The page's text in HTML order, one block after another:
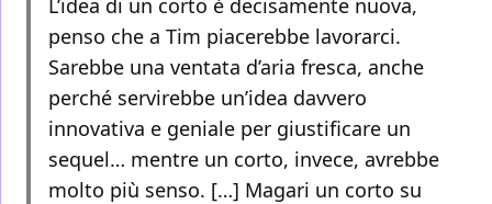
L’idea di un corto è decisamente nuova,
penso che a Tim piacerebbe lavorarci.
Sarebbe una ventata d’aria fresca, anche
perché servirebbe un’idea davvero
innovativa e geniale per giustificare un
sequel… mentre un corto, invece, avrebbe
molto più senso. […] Magari un corto su